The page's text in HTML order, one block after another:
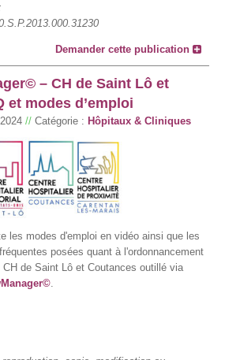
Demander cette publication
– CH de Saint Lô et
et modes d’emploi
// Catégorie : Hôpitaux & Cliniques
les modes d'emploi en vidéo ainsi que les
posées quant à l'ordonnancement
de Saint Lô et Coutances outillé via